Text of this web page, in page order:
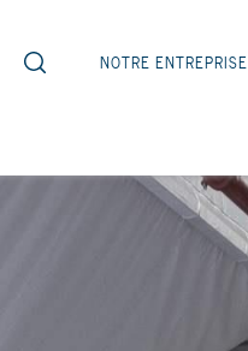
NOTRE ENTREPRISE